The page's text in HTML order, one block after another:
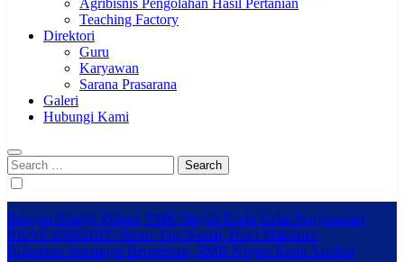
Teaching Factory
Direktori
Guru
Karyawan
Sarana Prasarana
Galeri
Hubungi Kami
Search
for:
Bangun Sinergi Vokasi, SMK Negeri Kudu Gelar Penyusunan
RKAS 2026/2027: Serius Tapi Santai, Hasil Maksimal
Kobarkan Semangat Berprestasi, SMK Negeri Kudu Sambut